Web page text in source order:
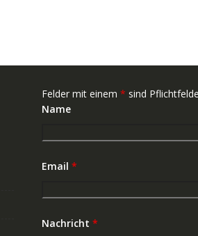
Felder mit einem * sind
Name
Email *
Nachricht *